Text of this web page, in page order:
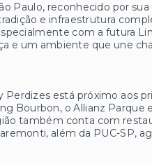
Paulo, reconhecido por
e infraestrutura
com a futura
e um ambiente que une
está próximo aos
Bourbon, o Allianz Parque
também conta com
além da PUC-SP,